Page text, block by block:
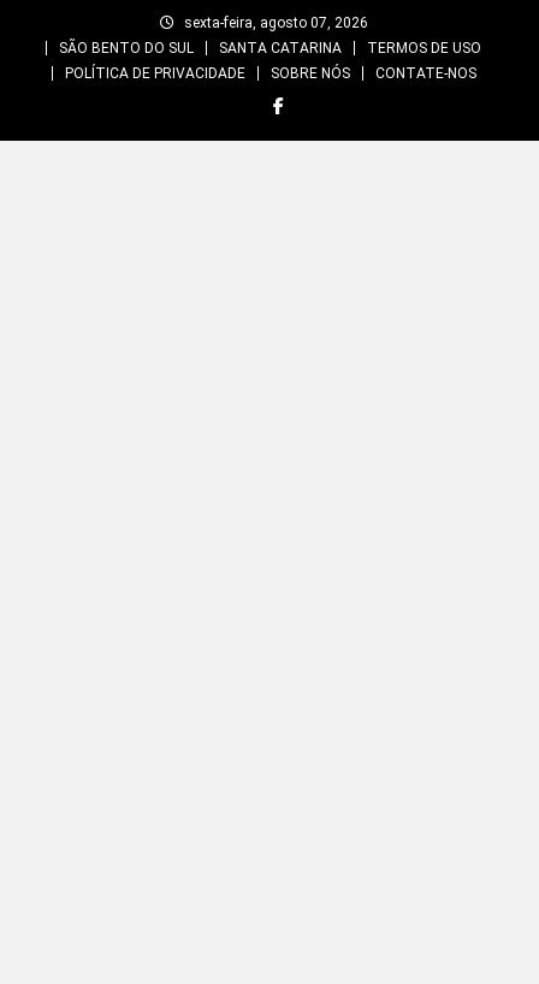
sexta-feira, agosto 07, 2026
SÃO BENTO DO SUL
SANTA CATARINA
TERMOS DE USO
POLÍTICA DE PRIVACIDADE
SOBRE NÓS CONTATE-NOS